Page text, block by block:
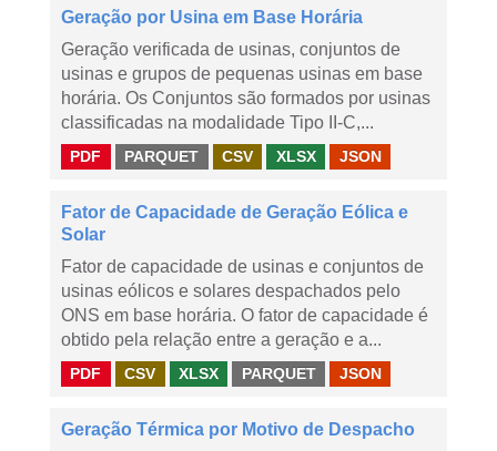
Geração por Usina em Base Horária
Geração verificada de usinas, conjuntos de
usinas e grupos de pequenas usinas em base
horária. Os Conjuntos são formados por usinas
classificadas na modalidade Tipo II-C,...
PDF PARQUET CSV XLSX JSON
Fator de Capacidade de Geração Eólica e
Solar
Fator de capacidade de usinas e conjuntos de
usinas eólicos e solares despachados pelo
ONS em base horária. O fator de capacidade é
obtido pela relação entre a geração e a...
PDF CSV XLSX PARQUET JSON
Geração Térmica por Motivo de Despacho